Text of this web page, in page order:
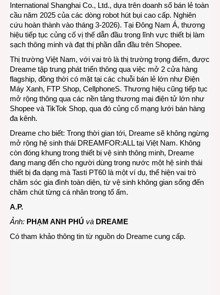
International Shanghai Co., Ltd., dựa trên doanh số bán lẻ toàn
cầu năm 2025 của các dòng robot hút bụi cao cấp. Nghiên
cứu hoàn thành vào tháng 3-2026). Tại Đông Nam Á, thương
hiệu tiếp tục củng cố vị thế dẫn đầu trong lĩnh vực thiết bị làm
sạch thông minh và đạt thị phần dẫn đầu trên Shopee.
Thị trường Việt Nam, với vai trò là thị trường trọng điểm, được
Dreame tập trung phát triển thông qua việc mở 2 cửa hàng
flagship, đồng thời có mặt tại các chuỗi bán lẻ lớn như Điện
Máy Xanh, FTP Shop, CellphoneS. Thương hiệu cũng tiếp tục
mở rộng thông qua các nền tảng thương mại điện tử lớn như
Shopee và TikTok Shop, qua đó củng cố mạng lưới bán hàng
đa kênh.
Dreame cho biết: Trong thời gian tới, Dreame sẽ không ngừng
mở rộng hệ sinh thái DREAMFOR:ALL tại Việt Nam. Không
còn đóng khung trong thiết bị vệ sinh thông minh, Dreame
đang mang đến cho người dùng trong nước một hệ sinh thái
thiết bị đa dạng mà Tasti PT60 là một ví dụ, thể hiện vai trò
chăm sóc gia đình toàn diện, từ vệ sinh không gian sống đến
chăm chút từng cá nhân trong tổ ấm.
A.P.
Ảnh: PHẠM ANH PHÚ và DREAME
Có tham khảo thông tin từ nguồn do Dreame cung cấp.